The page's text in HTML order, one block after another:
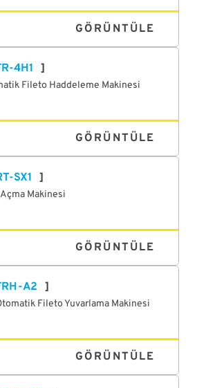
GÖRÜNTÜLE
4H1
Fileto Haddeleme Makinesi
GÖRÜNTÜLE
SX1
Makinesi
GÖRÜNTÜLE
A2
Fileto Yuvarlama Makinesi
GÖRÜNTÜLE